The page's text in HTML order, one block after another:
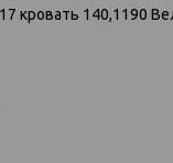
кровать 140,1190